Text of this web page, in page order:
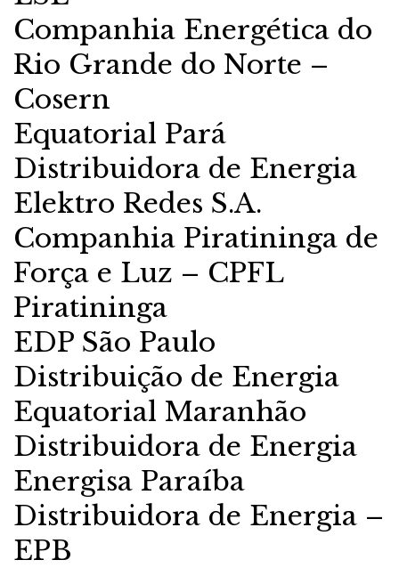
Companhia Energética do
Rio Grande do Norte –
Cosern
Equatorial Pará
Distribuidora de Energia
Elektro Redes S.A.
Companhia Piratininga de
Força e Luz – CPFL
Piratininga
EDP São Paulo
Distribuição de Energia
Equatorial Maranhão
Distribuidora de Energia
Energisa Paraíba
Distribuidora de Energia –
EPB